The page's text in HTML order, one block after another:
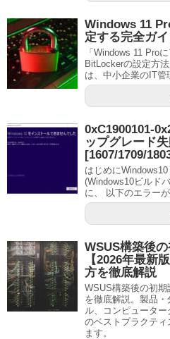
Windows 11
定する完全ガイ
「Windows 11 Pro
BitLockerの設定方
は、中小企業のIT管
0xC1900101-
ップグレード
[1607/1709/
はじめに
(Windows10ビルド
に、 以下のエラー
WSUS構築後
【2026年最新
方を徹底解説
WSUS構築後の初
を徹底解説。製品
ル、コンピュータ
のベストプラクテ
ます。